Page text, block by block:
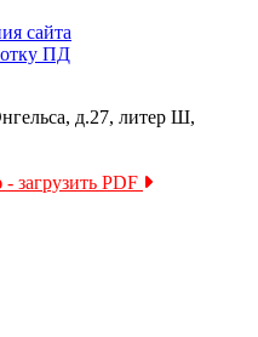
сайта
ПД
д.27, литер Ш,
- загрузить PDF